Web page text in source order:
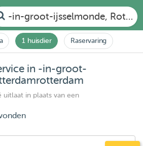
-in-groot-ijsselmonde,
1 huisdier Raservaring
in -in-groot-
in plaats van een